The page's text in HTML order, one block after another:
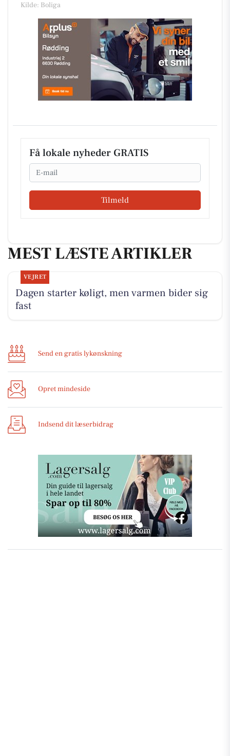
Kilde: Boliga
Få lokale nyheder GRATIS
Email
Tilmeld
MEST LÆSTE ARTIKLER
VEJRET
Dagen starter køligt, men varmen bider sig
fast
Send en gratis lykønskning
Opret mindeside
Indsend dit læserbidrag